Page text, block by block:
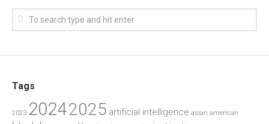
Tags
2023 20242025 artificial intelligence asian american